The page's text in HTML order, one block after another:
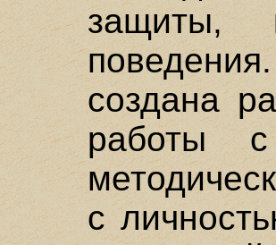
защиты,
создана
работы
с